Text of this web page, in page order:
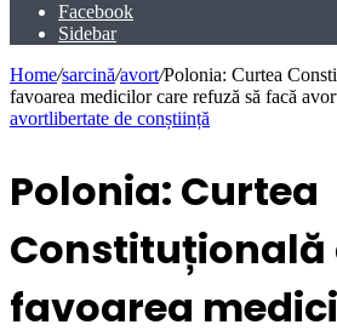
Facebook
Sidebar
Home/sarcină/avort/Polonia: Curtea
favoarea medicilor care refuză să facă
avortlibertate de conștiință
Polonia: Curtea
Constituțională
favoarea